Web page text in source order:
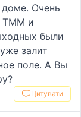
Очень
ТММ и
были
залит
поле. А Вы
Цитувати